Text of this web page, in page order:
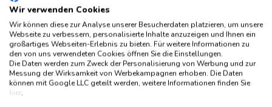
J6
J8 (EA)
J90
J95
S8
S8 (EA)
S80
Wir verwenden Cookies
Wir können diese zur Analyse unserer Besucherdaten platzieren, um unsere
Webseite zu verbessern, personalisierte Inhalte anzuzeigen und Ihnen ein
großartiges Webseiten-Erlebnis zu bieten. Für weitere Informationen zu
den von uns verwendeten Cookies öffnen Sie die Einstellungen.
Die Daten werden zum Zweck der Personalisierung von Werbung und zur
Messung der Wirksamkeit von Werbekampagnen erhoben. Die Daten
können mit Google LLC geteilt werden, weitere Informationen finden Sie
hier.